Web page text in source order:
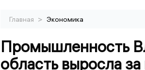
Главная > Экономика
Промышленность
область выросла